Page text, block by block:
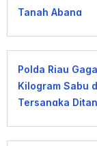
Tanah Abang
Polda Riau
Kilogram Sabu
Tersangka